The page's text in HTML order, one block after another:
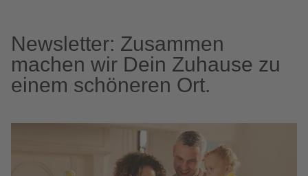
Newsletter: Zusammen
machen wir Dein Zuhause zu
einem schöneren Ort.